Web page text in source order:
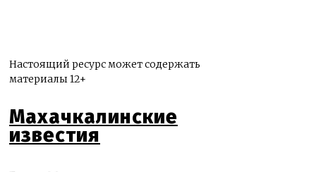
Настоящий ресурс может содержать
материалы 12+
Махачкалинские
известия